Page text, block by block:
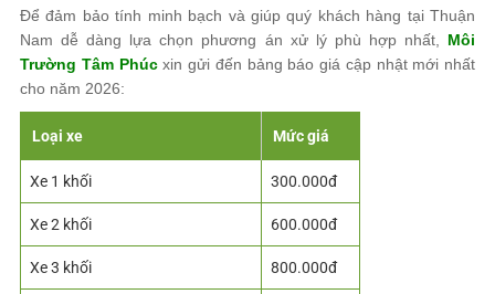
Để đảm bảo tính minh bạch và giúp quý khách hàng tại Thuận
Nam dễ dàng lựa chọn phương án xử lý phù hợp nhất, Môi
Trường Tâm Phúcxin gửi đến bảng báo giá cập nhật mới nhất
cho năm 2026:
Loại xe Mức giá
Xe 1 khối 300.000đ
Xe 2 khối 600.000đ
Xe 3 khối 800.000đ